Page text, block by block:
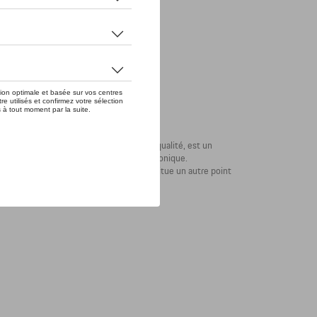
RACING®, en tissu piqué de haute qualité, est un
confèrent le look MARTINI RACING® iconique.
L'insigne MARTINI RACING® constitue un autre point